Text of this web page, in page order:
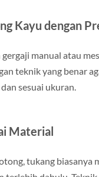
Kayu dengan
manual atau
teknik yang benar
sesuai ukuran.
Material
tukang biasanya